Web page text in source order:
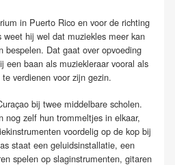
in Puerto Rico en voor de richting
weet hij wel dat muziekles meer kan
bespelen. Dat gaat over opvoeding
een baan als muziekleraar vooral als
verdienen voor zijn gezin.
bij twee middelbare scholen.
nog zelf hun trommeltjes in elkaar,
voordelig op de kop bij
staat een geluidsinstallatie, een
spelen op slaginstrumenten, gitaren